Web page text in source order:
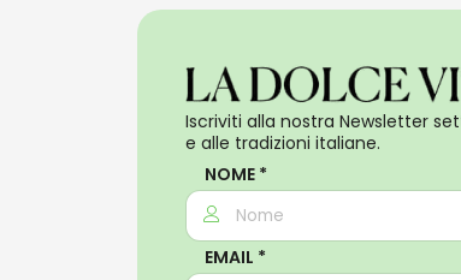
Iscriviti alla nostra Newsletter
e alle tradizioni italiane.
NOME *
EMAIL *